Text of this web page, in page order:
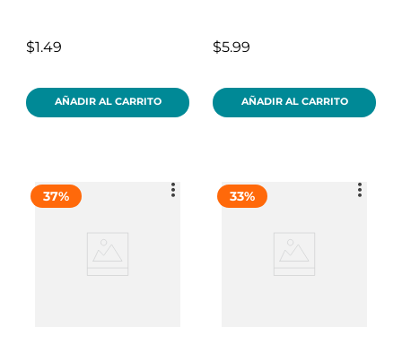
$1.49
AÑADIR AL CARRITO
$5.99
AÑADIR AL CARRITO
37% 33%